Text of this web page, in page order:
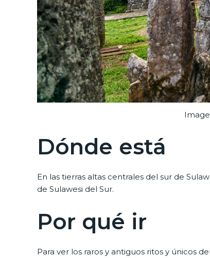
Dónde está
En las tierras altas centrales del sur de
de Sulawesi del Sur.
Por qué ir
Para ver los raros y antiguos ritos y únicos